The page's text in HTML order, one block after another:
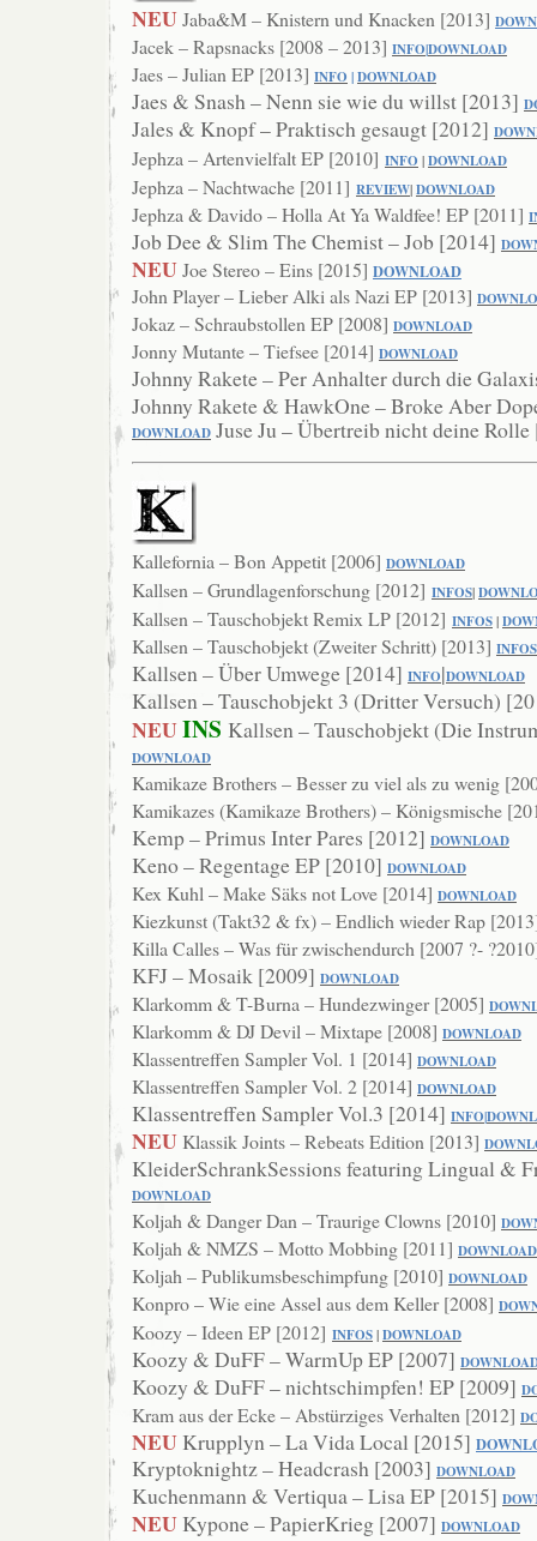
NEUJaba&M – Knistern und Knacken [2013]
Jacek – Rapsnacks [2008 – 2013] INFO|DOWNLOAD
Jaes – Julian EP [2013] INFO |DOWNLOAD
Jaes & Snash – Nenn sie wie du willst [2013]
Jales & Knopf – Praktisch gesaugt [2012]
Jephza – Artenvielfalt EP [2010] INFO |DOWNLOAD
Jephza – Nachtwache [2011] REVIEW|DOWNLOAD
Jephza & Davido – Holla At Ya Waldfee! EP [2011]
Job Dee & Slim The Chemist – Job [2014]
NEUJoe Stereo – Eins [2015] DOWNLOAD
John Player – Lieber Alki als Nazi EP [2013]
Jokaz – Schraubstollen EP [2008] DOWNLOAD
Jonny Mutante – Tiefsee [2014] DOWNLOAD
Johnny Rakete – Per Anhalter durch die
Johnny Rakete & HawkOne – Broke Aber
DOWNLOAD Juse Ju – Übertreib nicht deine
Kallefornia – Bon Appetit [2006] DOWNLOAD
Kallsen – Grundlagenforschung [2012] INFOS|
Kallsen – Tauschobjekt Remix LP [2012] INFOS|
Kallsen – Tauschobjekt (Zweiter Schritt) [2013] INFOS
Kallsen – Über Umwege [2014] INFO|DOWNLOAD
Kallsen – Tauschobjekt 3 (Dritter Versuch)
NEUINS Kallsen – Tauschobjekt (Die
DOWNLOAD
Kamikaze Brothers – Besser zu viel als zu wenig
Kamikazes (Kamikaze Brothers) – Königsmische
Kemp – Primus Inter Pares [2012] DOWNLOAD
Keno – Regentage EP [2010] DOWNLOAD
Kex Kuhl – Make Säks not Love [2014] DOWNLOAD
Kiezkunst (Takt32 & fx) – Endlich wieder Rap
Killa Calles – Was für zwischendurch [2007 ?-
KFJ – Mosaik [2009] DOWNLOAD
Klarkomm & T-Burna – Hundezwinger [2005] DOWN
Klarkomm & DJ Devil – Mixtape [2008] DOWNLOAD
Klassentreffen Sampler Vol. 1 [2014] DOWNLOAD
Klassentreffen Sampler Vol. 2 [2014] DOWNLOAD
Klassentreffen Sampler Vol.3 [2014] INFO|
NEUKlassik Joints – Rebeats Edition [2013]
KleiderSchrankSessions featuring Lingual &
DOWNLOAD
Koljah & Danger Dan – Traurige Clowns [2010]
Koljah & NMZS – Motto Mobbing [2011] DOWNLOAD
Koljah – Publikumsbeschimpfung [2010] DOWNLOAD
Konpro – Wie eine Assel aus dem Keller [2008]
Koozy – Ideen EP [2012] INFOS|DOWNLOAD
Koozy & DuFF – WarmUp EP [2007] DO
Koozy & DuFF – nichtschimpfen! EP [2009]
Kram aus der Ecke – Abstürziges Verhalten [2012]
NEU Krupplyn – La Vida Local [2015]
Kryptoknightz – Headcrash [2003] DOWNLOAD
Kuchenmann & Vertiqua – Lisa EP [2015]
NEU Kypone – PapierKrieg [2007] DOWNLOAD